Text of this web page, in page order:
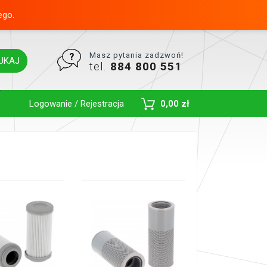
Masz pytania zadzwoń!
tel. 884 800 551
Logowanie / Rejestracja 0,00 zł